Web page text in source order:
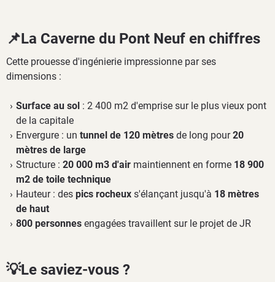
📌La Caverne du Pont Neuf en chiffres
Cette prouesse d'ingénierie impressionne par ses
dimensions :
Surface au sol : 2 400 m2 d'emprise sur le plus vieux pont
de la capitale
Envergure : un tunnel de 120 mètres de long pour20
mètres de large
Structure : 20 000 m3 d'air maintiennent en forme 18 900
m2 de toile technique
Hauteur : des pics rocheux s'élançant jusqu'à 18 mètres
de haut
800 personnes engagées travaillent sur le projet de JR
💡Le saviez-vous ?